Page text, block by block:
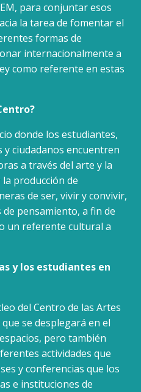
para conjuntar esos
la tarea de fomentar el
formas de
internacionalmente a
como referente en estas
donde los estudiantes,
ciudadanos encuentren
a través del arte y la
producción de
de ser, vivir y convivir,
pensamiento, a fin de
un referente cultural a
y los estudiantes en
del Centro de las Artes
se desplegará en el
pero también
actividades que
y conferencias que los
e instituciones de